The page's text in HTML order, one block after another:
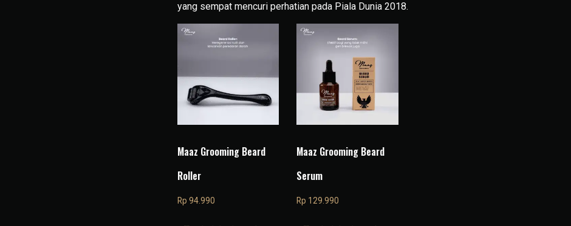
yang sempat mencuri perhatian pada Piala Dunia 2018.
Maaz Grooming Beard
Roller
Rp 94.990
Maaz Grooming Beard
Serum
Rp 129.990